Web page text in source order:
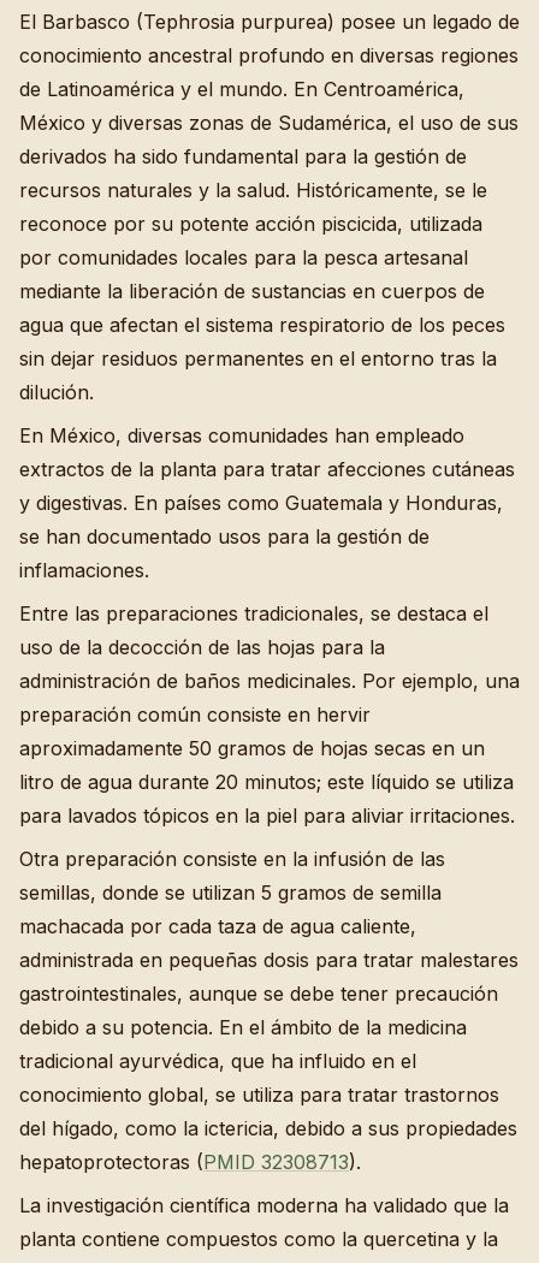
El Barbasco (Tephrosia purpurea) posee un legado de
conocimiento ancestral profundo en diversas regiones
de Latinoamérica y el mundo. En Centroamérica,
México y diversas zonas de Sudamérica, el uso de sus
derivados ha sido fundamental para la gestión de
recursos naturales y la salud. Históricamente, se le
reconoce por su potente acción piscicida, utilizada
por comunidades locales para la pesca artesanal
mediante la liberación de sustancias en cuerpos de
agua que afectan el sistema respiratorio de los peces
sin dejar residuos permanentes en el entorno tras la
dilución.
En México, diversas comunidades han empleado
extractos de la planta para tratar afecciones cutáneas
y digestivas. En países como Guatemala y Honduras,
se han documentado usos para la gestión de
inflamaciones.
Entre las preparaciones tradicionales, se destaca el
uso de la decocción de las hojas para la
administración de baños medicinales. Por ejemplo, una
preparación común consiste en hervir
aproximadamente 50 gramos de hojas secas en un
litro de agua durante 20 minutos; este líquido se utiliza
para lavados tópicos en la piel para aliviar irritaciones.
Otra preparación consiste en la infusión de las
semillas, donde se utilizan 5 gramos de semilla
machacada por cada taza de agua caliente,
administrada en pequeñas dosis para tratar malestares
gastrointestinales, aunque se debe tener precaución
debido a su potencia. En el ámbito de la medicina
tradicional ayurvédica, que ha influido en el
conocimiento global, se utiliza para tratar trastornos
del hígado, como la ictericia, debido a sus propiedades
hepatoprotectoras (PMID 32308713).
La investigación científica moderna ha validado que la
planta contiene compuestos como la quercetina y la